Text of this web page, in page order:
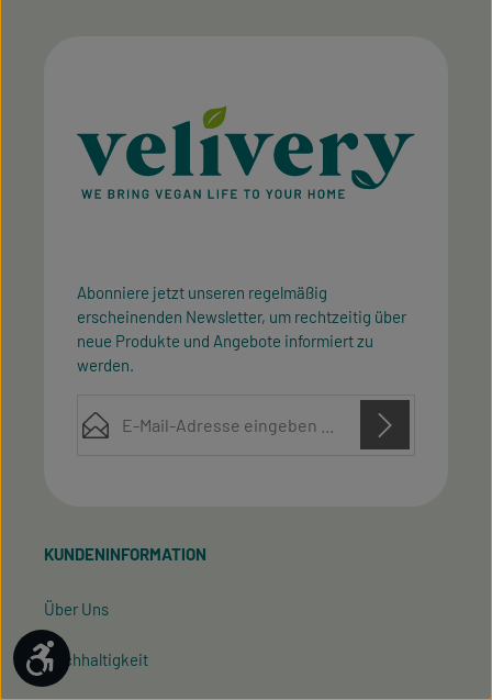
Abonniere jetzt unseren regelmäßig
erscheinenden Newsletter, um rechtzeitig über
neue Produkte und Angebote informiert zu
werden.
mit ihnen einverstanden.
KUNDENINFORMATION
Über Uns
Nachhaltigkeit
Werkzeugleiste anzeigen